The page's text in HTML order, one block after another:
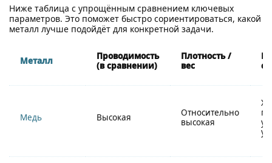
Ниже таблица с упрощённым сравнением ключевых
параметров. Это поможет быстро сориентироваться, какой
металл лучше подойдёт для конкретной задачи.
Металл
Проводимость
(в сравнении)
Плотность /
вес
Медь Высокая
Относительно
высокая